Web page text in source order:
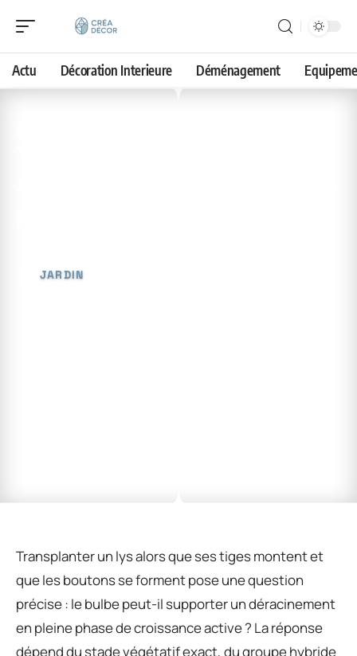
Actu Décoration Interieure Déménagement
JARDIN
Transplanter un lys alors que ses tiges montent et
que les boutons se forment pose une question
précise : le bulbe peut-il supporter un déracinement
en pleine phase de croissance active ? La réponse
dépend du stade végétatif exact, du groupe hybride